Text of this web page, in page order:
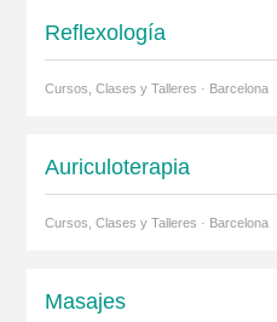
Reflexología
Cursos, Clases y Talleres · Barcelona
Auriculoterapia
Cursos, Clases y Talleres · Barcelona
Masajes